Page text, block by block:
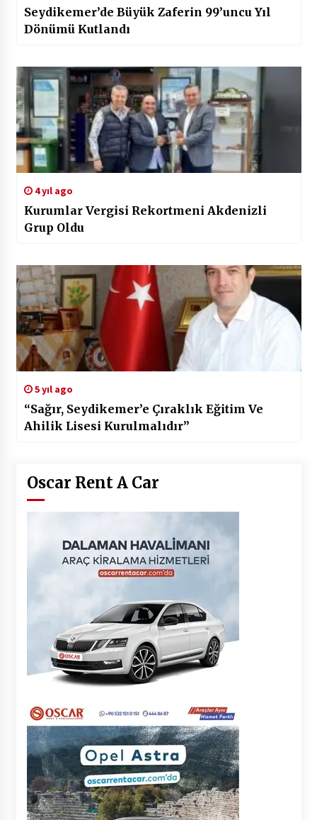
Seydikemer’de Büyük Zaferin 99’uncu Yıl
Dönümü Kutlandı
4 yıl ago
Kurumlar Vergisi Rekortmeni Akdenizli
Grup Oldu
5 yıl ago
“Sağır, Seydikemer’e Çıraklık Eğitim Ve
Ahilik Lisesi Kurulmalıdır”
Oscar Rent A Car